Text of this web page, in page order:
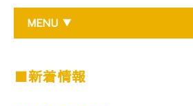
MENU ▼
■新着情報